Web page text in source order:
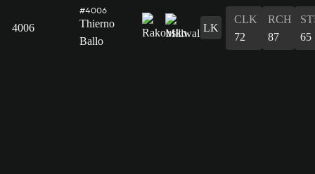
4006
#4006
Thierno
Ballo
LK
CLK
72
RCH
87
65